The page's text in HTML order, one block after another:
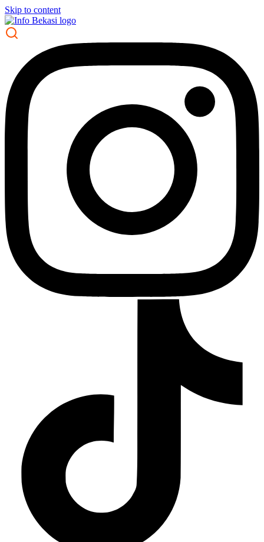
Skip to content